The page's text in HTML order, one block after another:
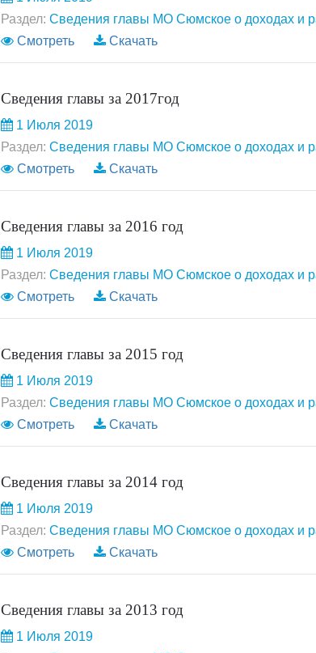
Раздел: Сведения главы МО Сюмское о доходах и
Смотреть
Скачать
Сведения главы за 2017год
1 Июля 2019
Раздел: Сведения главы МО Сюмское о доходах и
Смотреть
Скачать
Сведения главы за 2016 год
1 Июля 2019
Раздел: Сведения главы МО Сюмское о доходах и
Смотреть
Скачать
Сведения главы за 2015 год
1 Июля 2019
Раздел: Сведения главы МО Сюмское о доходах и
Смотреть
Скачать
Сведения главы за 2014 год
1 Июля 2019
Раздел: Сведения главы МО Сюмское о доходах и
Смотреть
Скачать
Сведения главы за 2013 год
1 Июля 2019